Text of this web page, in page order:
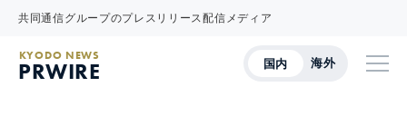
共同通信グループのプレスリリース配信メディア
国内 海外
KYODO NEWS
PRWIRE